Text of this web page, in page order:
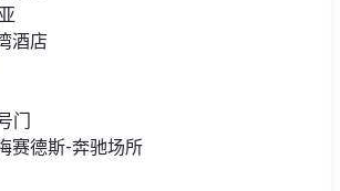
酒店
门
赛德斯-奔驰场所